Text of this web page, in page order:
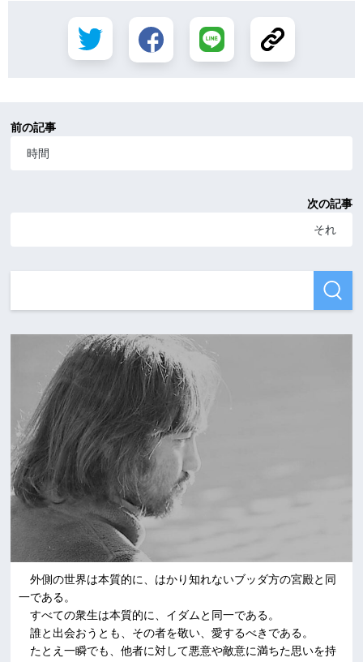
前の記事
時間
次の記事
それ
外側の世界は本質的に、はかり知れないブッダ方の宮殿と同
一である。
すべての衆生は本質的に、イダムと同一である。
誰と出会おうとも、その者を敬い、愛するべきである。
たとえ一瞬でも、他者に対して悪意や敵意に満ちた思いを持